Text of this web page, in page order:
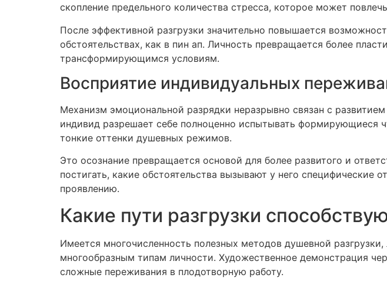
скопление предельного количества стресса, которое может
После эффективной разгрузки значительно повышается
обстоятельствах, как в пин ап. Личность превращается более
трансформирующимся условиям.
Восприятие индивидуальных
Механизм эмоциональной разрядки неразрывно связан с
индивид разрешает себе полноценно испытывать формирующиеся
тонкие оттенки душевных режимов.
Это осознание превращается основой для более развитого и
постигать, какие обстоятельства вызывают у него специфические
проявлению.
Какие пути разгрузки
Имеется многочисленность полезных методов душевной
многообразным типам личности. Художественное демонстрация
сложные переживания в плодотворную работу.